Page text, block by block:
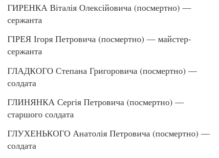
ГИРЕНКА Віталія Олексійовича (посмертно) —
сержанта
ГІРЕЯ Ігоря Петровича (посмертно) — майстер-
сержанта
ГЛАДКОГО Степана Григоровича (посмертно) —
солдата
ГЛИНЯНКА Сергія Петровича (посмертно) —
старшого солдата
ГЛУХЕНЬКОГО Анатолія Петровича (посмертно) —
солдата